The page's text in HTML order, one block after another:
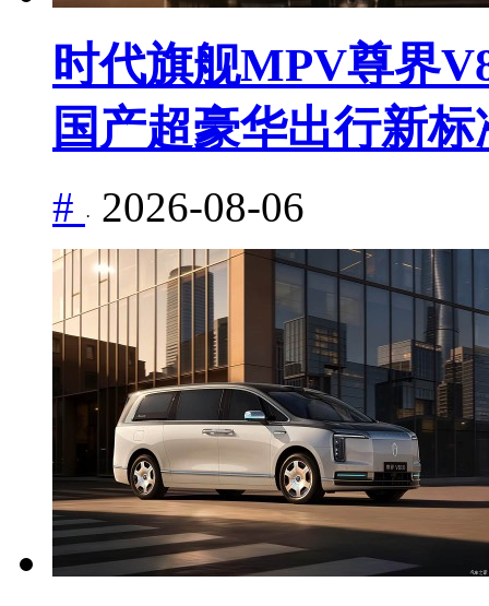
时代旗舰MPV尊界
国产超豪华出行新标
# · 2026-08-06